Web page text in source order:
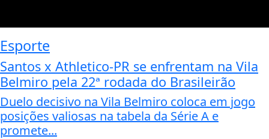
Esporte
Santos x Athletico-PR se enfrentam na Vila
Belmiro pela 22ª rodada do Brasileirão
Duelo decisivo na Vila Belmiro coloca em jogo
posições valiosas na tabela da Série A e
promete...